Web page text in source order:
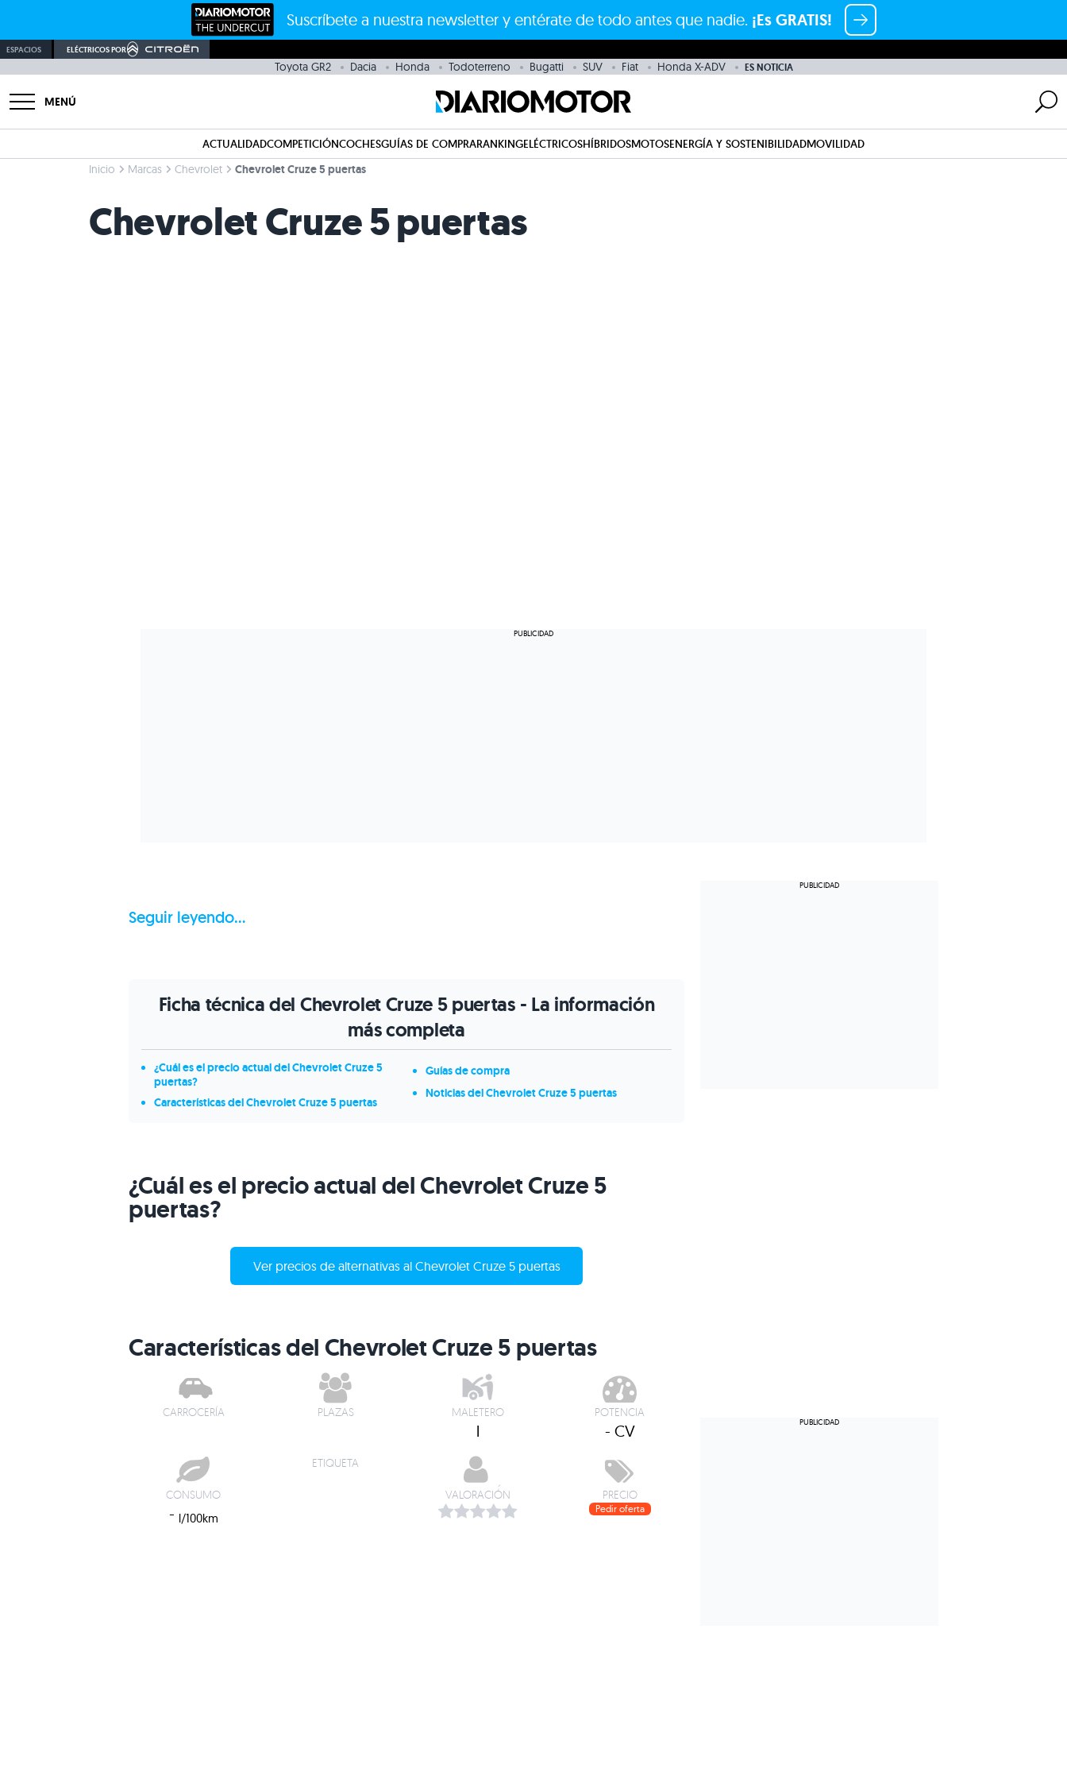
Suscríbete a nuestra newsletter y entérate de todo antes que nadie. ¡Es GRATIS!
ESPACIOS ELÉCTRICOS POR
Toyota GR2 Dacia Honda Todoterreno Bugatti SUV Fiat Honda X-ADV ES NOTICIA
MENÚ
ACTUALIDADCOMPETICIÓNCOCHESGUÍAS DE COMPRARANKINGELÉCTRICOSHÍBRIDOSMOTOSENERGÍA Y SOSTENIBILIDADMOVILIDAD
Inicio
Marcas Chevrolet Chevrolet Cruze 5 puertas
Chevrolet Cruze 5 puertas
Seguir leyendo...
Ficha técnica del Chevrolet Cruze 5 puertas - La información
más completa
¿Cuál es el precio actual del Chevrolet Cruze 5
puertas?
Características del Chevrolet Cruze 5 puertas
Guías de compra
Noticias del Chevrolet Cruze 5 puertas
¿Cuál es el precio actual del Chevrolet Cruze 5
puertas?
Ver precios de alternativas al Chevrolet Cruze 5 puertas
Características del Chevrolet Cruze 5 puertas
CARROCERÍA PLAZAS MALETERO
l
POTENCIA
- CV
CONSUMO
- l/100km
ETIQUETA
VALORACIÓN PRECIO
Pedir oferta